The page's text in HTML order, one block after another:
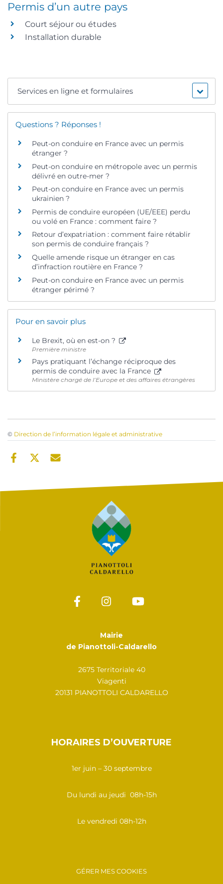
Permis d’un autre pays
Court séjour ou études
Installation durable
Services en ligne et formulaires
Questions ? Réponses !
Peut-on conduire en France avec un permis
étranger ?
Peut-on conduire en métropole avec un permis
délivré en outre-mer ?
Peut-on conduire en France avec un permis
ukrainien ?
Permis de conduire européen (UE/EEE) perdu
ou volé en France : comment faire ?
Retour d’expatriation : comment faire rétablir
son permis de conduire français ?
Quelle amende risque un étranger en cas
d’infraction routière en France ?
Peut-on conduire en France avec un permis
étranger périmé ?
Pour en savoir plus
Le Brexit, où en est-on ?
Première ministre
Pays pratiquant l’échange réciproque des
permis de conduire avec la France
Ministère chargé de l’Europe et des affaires étrangères
© Direction de l’information légale et administrative
Mairie
de Pianottoli-Caldarello
2675 Territoriale 40
Viagenti
20131 PIANOTTOLI CALDARELLO
HORAIRES D’OUVERTURE
1er juin – 30 septembre
Du lundi au jeudi 08h-15h
Le vendredi 08h-12h
GÉRER MES COOKIES